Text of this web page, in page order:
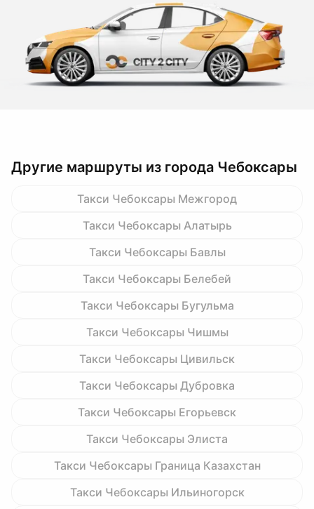
Другие маршруты из города Чебоксары
Такси Чебоксары Межгород
Такси Чебоксары Алатырь
Такси Чебоксары Бавлы
Такси Чебоксары Белебей
Такси Чебоксары Бугульма
Такси Чебоксары Чишмы
Такси Чебоксары Цивильск
Такси Чебоксары Дубровка
Такси Чебоксары Егорьевск
Такси Чебоксары Элиста
Такси Чебоксары Граница Казахстан
Такси Чебоксары Ильиногорск